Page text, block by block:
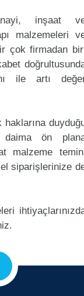
inşaat
malzemeleri
çok firmadan
ile artı
daima ön
malzeme
siparişlerinize